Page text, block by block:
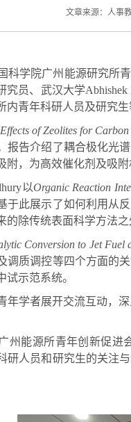
文章来源：人事
科学院广州能源研究所
究员、武汉大学Abhishek
内青年科研人员及研究生
of Zeolites for
报告介绍了耦合极化光
附，为高效催化剂及吸
以Organic Reaction
于此展示了如何利用从
的除传统表面科学方法
Conversion to Jet Fuel
调质调控等四个方面的
示范系统。
年学者展开交流互动，
州能源所青年创新促进
研人员和研究生的关注